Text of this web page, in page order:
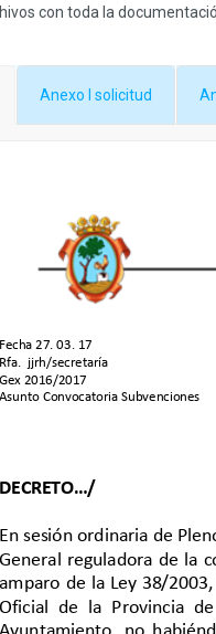
con toda la
Anexo I solicitud